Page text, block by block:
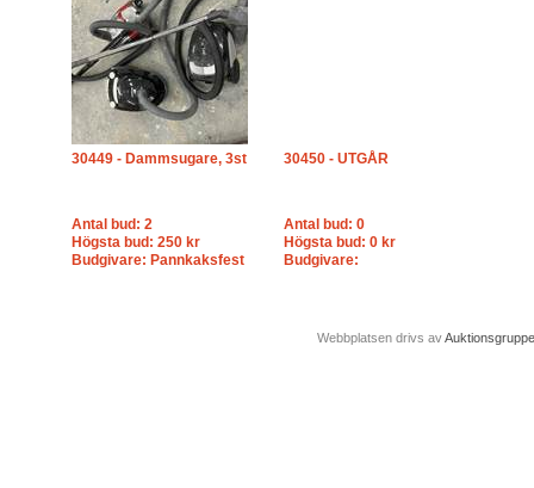
30449 - Dammsugare, 3st
Antal bud: 2
Högsta bud: 250 kr
Budgivare: Pannkaksfest
30450 - UTGÅR
Antal bud: 0
Högsta bud: 0 kr
Budgivare:
Webbplatsen drivs av